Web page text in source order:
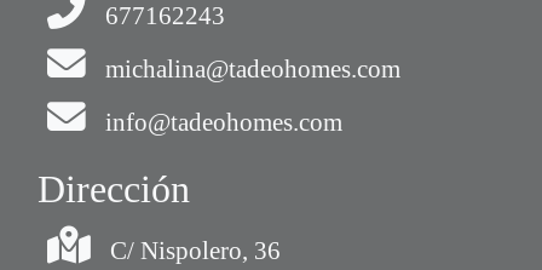
677162243
michalina@tadeohomes.com
info@tadeohomes.com
Dirección
C/ Nispolero, 36